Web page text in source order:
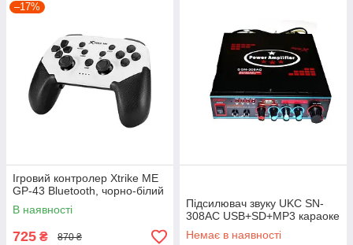
–17%
Ігровий контролер Xtrike ME
GP-43 Bluetooth, чорно-білий
В наявності
725 ₴ 870 ₴
Підсилювач звуку UKC SN-
308AC USB+SD+MP3 караоке
Немає в наявності